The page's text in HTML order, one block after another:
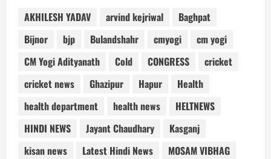
AKHILESH YADAV arvind kejriwal
Baghpat
Bijnor
bjp Bulandshahr cmyogi
cm yogi
CM Yogi Adityanath
Cold CONGRESS
cricket
cricket news
Ghazipur Hapur
Health
health department
health news
HELTNEWS
HINDI NEWS
Jayant Chaudhary
Kasganj
kisan news
Latest Hindi News
MOSAM VIBHAG